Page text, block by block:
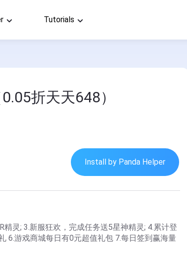
Tutorials
折天天648）
Install by Panda Helper
灵; 3.新服狂欢，完成任务送5星神精灵; 4.累计登
6.游戏商城每日有0元超值礼包 7.每日签到赢海量